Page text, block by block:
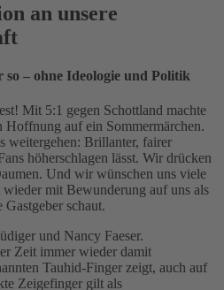
an unsere
– ohne Ideologie und Politik
Mit 5:1 gegen Schottland machte
Hoffnung auf ein Sommermärchen.
weitergehen: Brillanter, fairer
höherschlagen lässt. Wir drücken
Und wir wünschen uns viele
mit Bewunderung auf uns als
schaut.
und Nancy Faeser.
Zeit immer wieder damit
Tauhid-Finger zeigt, auch auf
Zeigefinger gilt als